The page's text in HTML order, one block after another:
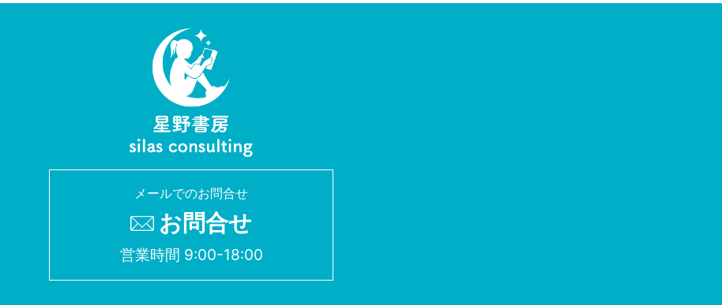
メールでのお問合せ
お問合せ
営業時間 9:00-18:00